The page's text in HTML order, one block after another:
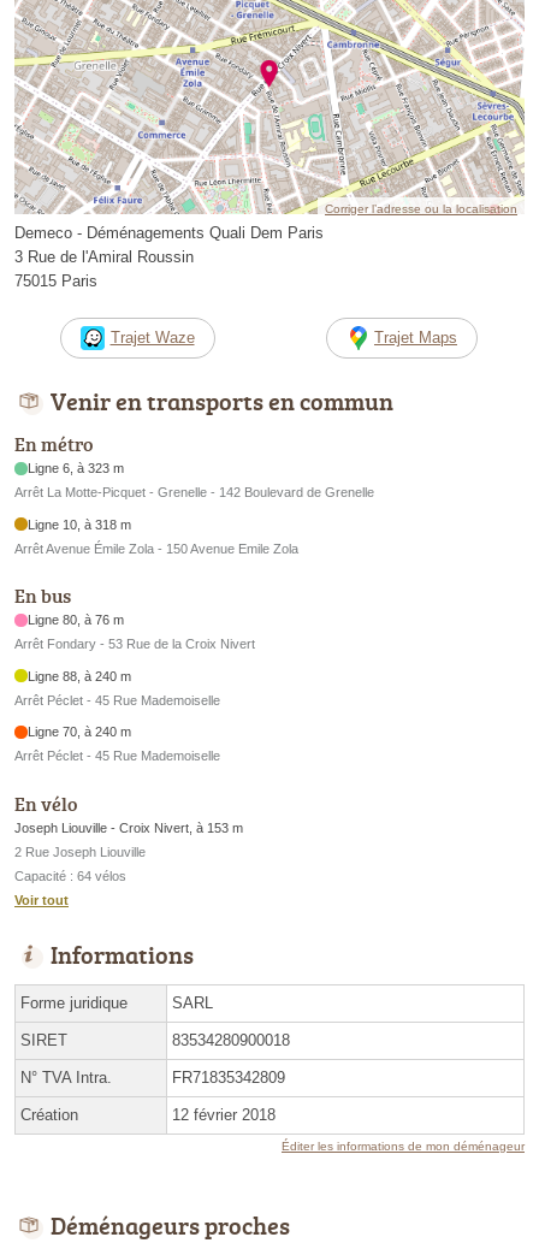
Corriger l’adresse ou la localisation
Demeco - Déménagements Quali Dem Paris
3 Rue de l'Amiral Roussin
75015 Paris
Trajet Waze Trajet Maps
Venir en transports en commun
En métro
Ligne 6, à 323 m
Arrêt La Motte-Picquet - Grenelle - 142 Boulevard de Grenelle
Ligne 10, à 318 m
Arrêt Avenue Émile Zola - 150 Avenue Emile Zola
En bus
Ligne 80, à 76 m
Arrêt Fondary - 53 Rue de la Croix Nivert
Ligne 88, à 240 m
Arrêt Péclet - 45 Rue Mademoiselle
Ligne 70, à 240 m
Arrêt Péclet - 45 Rue Mademoiselle
En vélo
Joseph Liouville - Croix Nivert, à 153 m
2 Rue Joseph Liouville
Capacité : 64 vélos
Voir tout
Informations
Forme juridique SARL
SIRET 83534280900018
N° TVA Intra. FR71835342809
Création 12 février 2018
Éditer les informations de mon déménageur
Déménageurs proches